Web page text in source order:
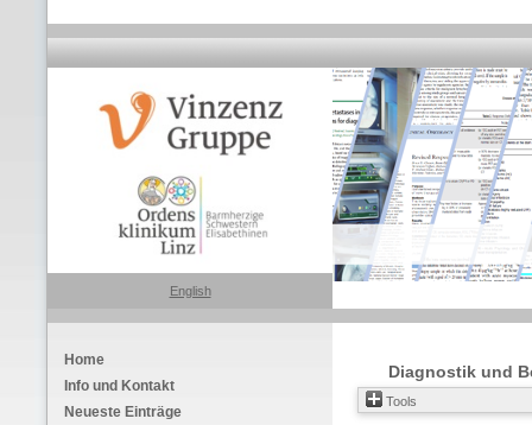
English
Home
Info und Kontakt
Neueste Einträge
Diagnostik und
Tools